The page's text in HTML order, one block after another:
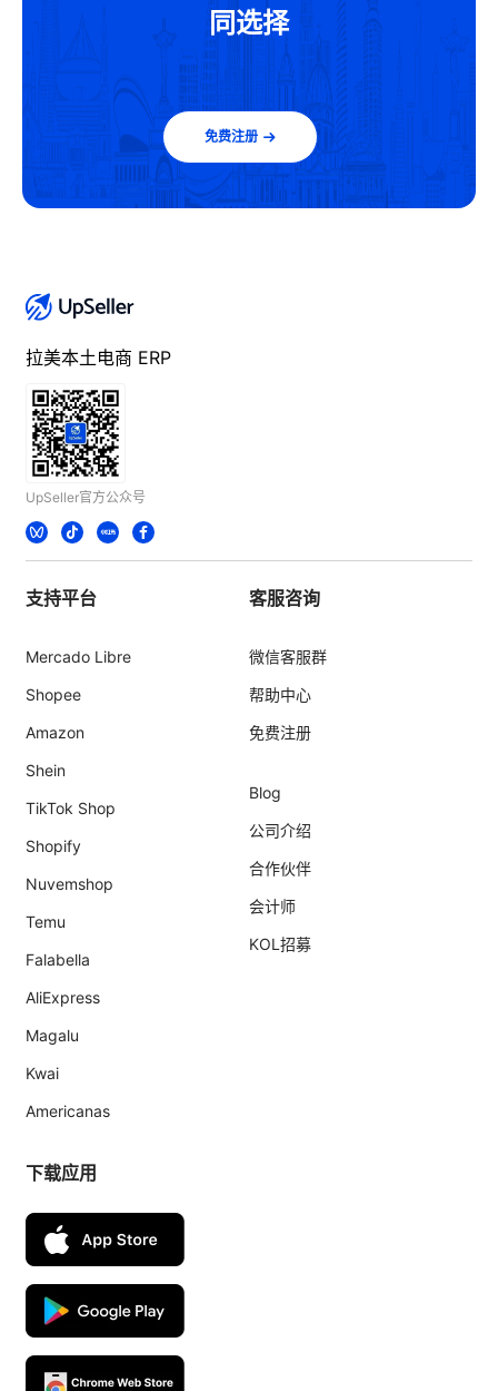
同选择
免费注册
拉美本土电商 ERP
UpSeller官方公众号
支持平台
Mercado Libre
Shopee
Amazon
Shein
TikTok Shop
Shopify
Nuvemshop
Temu
Falabella
AliExpress
Magalu
Kwai
Americanas
客服咨询
微信客服群
帮助中心
免费注册
Blog
公司介绍
合作伙伴
会计师
KOL招募
下载应用